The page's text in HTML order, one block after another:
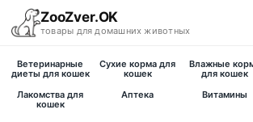
ZooZver.OK
товары для домашних животных
На главную
Ветеринарные
диеты для кошек
Сухие корма для
кошек
Влажные
для кошек
Лакомства для
кошек
Аптека Витамины